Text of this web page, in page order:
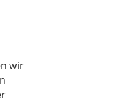
wir